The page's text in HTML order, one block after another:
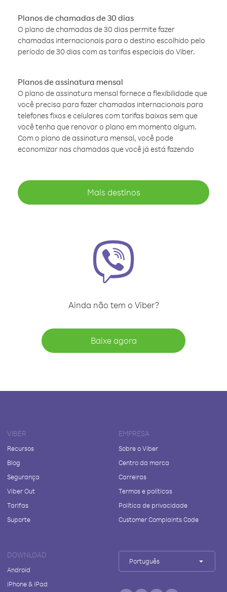
Planos de chamadas de 30 dias
O plano de chamadas de 30 dias permite fazer
chamadas internacionais para o destino escolhido pelo
período de 30 dias com as tarifas especiais do Viber.
Planos de assinatura mensal
O plano de assinatura mensal fornece a flexibilidade que
você precisa para fazer chamadas internacionais para
telefones fixos e celulares com tarifas baixas sem que
você tenha que renovar o plano em momento algum.
Com o plano de assinatura mensal, você pode
economizar nas chamadas que você já está fazendo
Mais destinos
Ainda não tem o Viber?
Baixe agora
VIBER
Recursos
Blog
Segurança
Viber Out
Tarifas
Suporte
EMPRESA
Sobre o Viber
Centro da marca
Carreiras
Termos e políticas
Política de privacidade
Customer Complaints Code
DOWNLOAD
Android
iPhone & iPad
Português